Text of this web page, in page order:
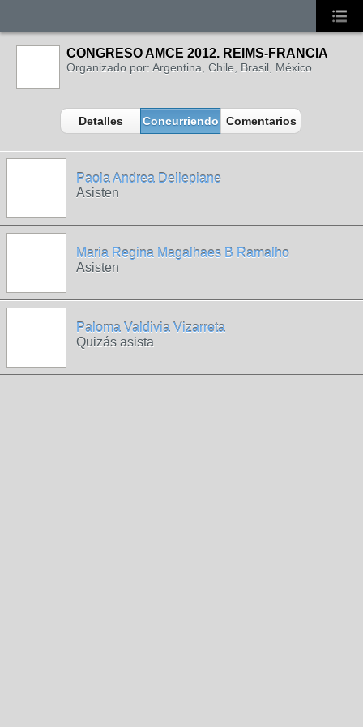
CONGRESO AMCE 2012. REIMS-FRANCIA
Organizado por: Argentina, Chile, Brasil, México
Detalles Concurriendo Comentarios
Paola Andrea Dellepiane
Asisten
Maria Regina Magalhaes B Ramalho
Asisten
Paloma Valdivia Vizarreta
Quizás asista